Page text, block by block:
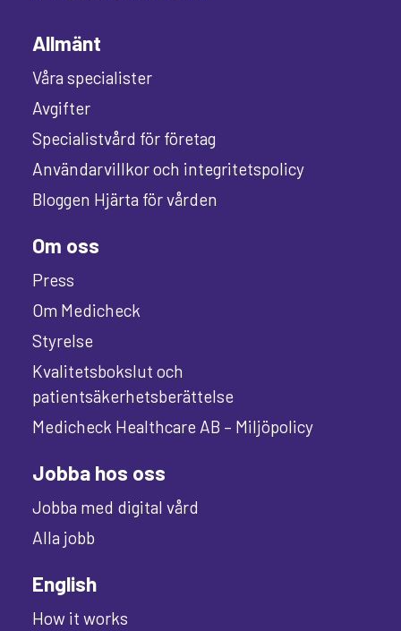
Allmänt
Våra specialister
Avgifter
Specialistvård för företag
Användarvillkor och integritetspolicy
Bloggen Hjärta för vården
Om oss
Press
Om Medicheck
Styrelse
Kvalitetsbokslut och
patientsäkerhetsberättelse
Medicheck Healthcare AB – Miljöpolicy
Jobba hos oss
Jobba med digital vård
Alla jobb
English
How it works